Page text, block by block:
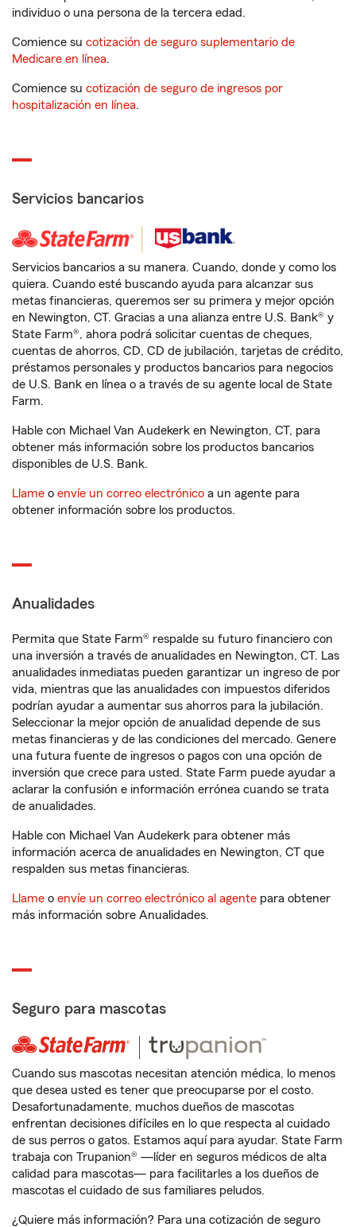
individuo o una persona de la tercera edad.
Comience su cotización de seguro suplementario de
Medicare en línea.
Comience su cotización de seguro de ingresos por
hospitalización en línea.
Servicios bancarios
Servicios bancarios a su manera. Cuando, donde y como los
quiera. Cuando esté buscando ayuda para alcanzar sus
metas financieras, queremos ser su primera y mejor opción
en Newington, CT. Gracias a una alianza entre U.S. Bank® y
State Farm®, ahora podrá solicitar cuentas de cheques,
cuentas de ahorros, CD, CD de jubilación, tarjetas de crédito,
préstamos personales y productos bancarios para negocios
de U.S. Bank en línea o a través de su agente local de State
Farm.
Hable con Michael Van Audekerk en Newington, CT, para
obtener más información sobre los productos bancarios
disponibles de U.S. Bank.
Llame o envíe un correo electrónico a un agente para
obtener información sobre los productos.
Anualidades
Permita que State Farm® respalde su futuro financiero con
una inversión a través de anualidades en Newington, CT. Las
anualidades inmediatas pueden garantizar un ingreso de por
vida, mientras que las anualidades con impuestos diferidos
podrían ayudar a aumentar sus ahorros para la jubilación.
Seleccionar la mejor opción de anualidad depende de sus
metas financieras y de las condiciones del mercado. Genere
una futura fuente de ingresos o pagos con una opción de
inversión que crece para usted. State Farm puede ayudar a
aclarar la confusión e información errónea cuando se trata
de anualidades.
Hable con Michael Van Audekerk para obtener más
información acerca de anualidades en Newington, CT que
respalden sus metas financieras.
Llame o envíe un correo electrónico al agente para obtener
más información sobre Anualidades.
Seguro para mascotas
Cuando sus mascotas necesitan atención médica, lo menos
que desea usted es tener que preocuparse por el costo.
Desafortunadamente, muchos dueños de mascotas
enfrentan decisiones difíciles en lo que respecta al cuidado
de sus perros o gatos. Estamos aquí para ayudar. State Farm
trabaja con Trupanion® —líder en seguros médicos de alta
calidad para mascotas— para facilitarles a los dueños de
mascotas el cuidado de sus familiares peludos.
¿Quiere más información? Para una cotización de seguro